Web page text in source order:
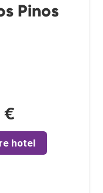
Pinos
€
hotel